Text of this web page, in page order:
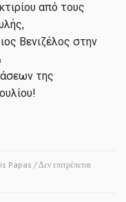
από τους
Βενιζέλος στην
της
Papas /Δεν επιτρέπεται